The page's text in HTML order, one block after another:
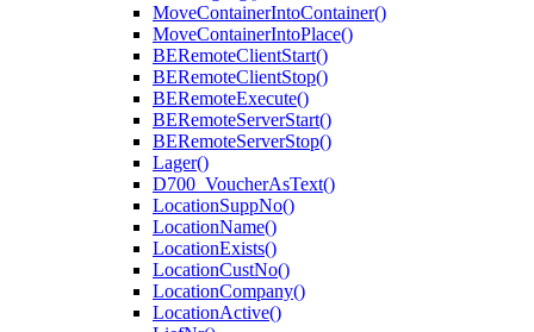
MoveContainerIntoContainer()
MoveContainerIntoPlace()
BERemoteClientStart()
BERemoteClientStop()
BERemoteExecute()
BERemoteServerStart()
BERemoteServerStop()
Lager()
D700_VoucherAsText()
LocationSuppNo()
LocationName()
LocationExists()
LocationCustNo()
LocationCompany()
LocationActive()